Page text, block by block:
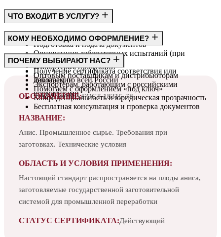
ЧТО ВХОДИТ В УСЛУГУ?
Консультация по требованиям ГОСТ
Подготовка и подача документов
Организация лабораторных испытаний (при
необходимости)
Получение сертификата соответствия или
декларации
КОМУ НЕОБХОДИМО ОФОРМЛЕНИЕ?
Производителям
Импортёрам продукции
Оптовым поставщикам и дистрибьюторам
Экспортёрам, работающим с российскими
нормативами
ПОЧЕМУ ВЫБИРАЮТ НАС?
Работаем по всей России
Помогаем с оформлением «под ключ»
Конфиденциальность и юридическая прозрачность
Бесплатная консультация и проверка документов
ОБОЗНАЧЕНИЕ:ГОСТ 18315-78
НАЗВАНИЕ:
Анис. Промышленное сырье. Требования при
заготовках. Технические условия
ОБЛАСТЬ И УСЛОВИЯ ПРИМЕНЕНИЯ:
Настоящий стандарт распространяется на плоды аниса,
заготовляемые государственной заготовительной
системой для промышленной переработки
СТАТУС СЕРТИФИКАТА:Действующий